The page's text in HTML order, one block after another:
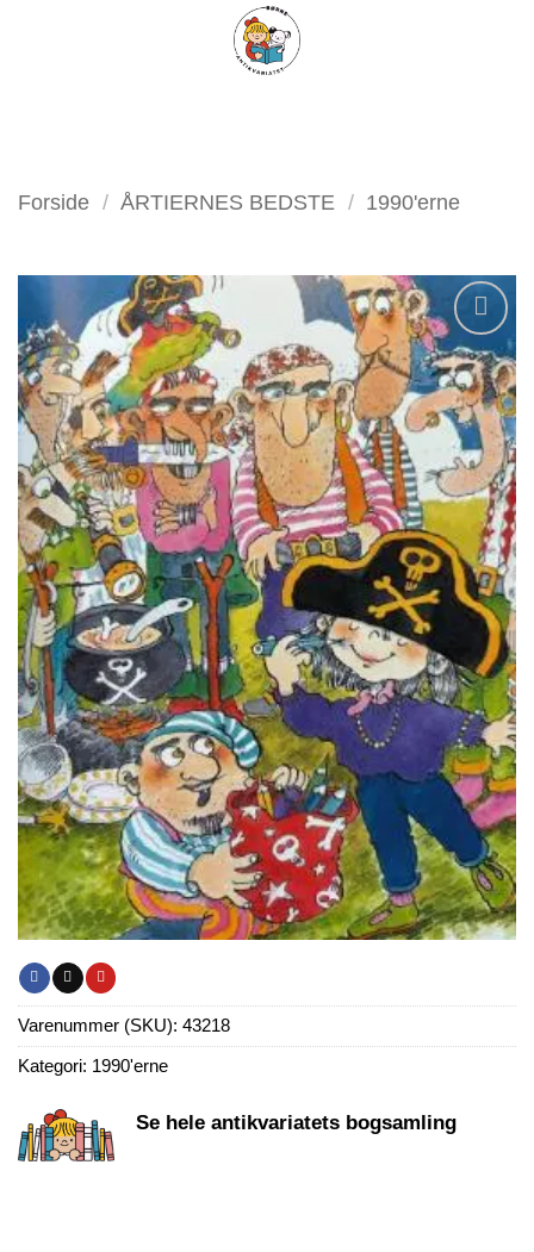
FILTER
Forside / ÅRTIERNES BEDSTE / 1990'erne
Tilføj
som
favorit
Varenummer (SKU): 43218
Kategori: 1990'erne
Se hele antikvariatets bogsamling